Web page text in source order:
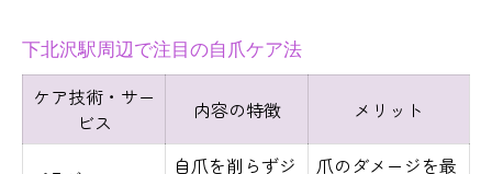
下北沢駅周辺で注目の自爪ケア法
ケア技術・サー
ビス
内容の特徴 メリット
自爪を削らずジ
爪のダメージを最